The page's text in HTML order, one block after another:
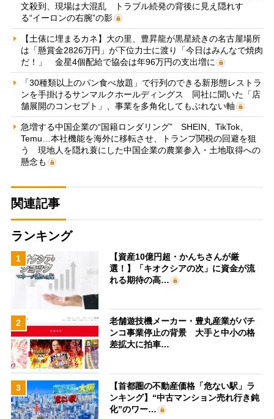
文殺到、現場は大混乱 トラブル続発の背後に見え隠れす
る“イーロンの右腕”の影
【土俵に埋まるカネ】大の里、豊昇龍が黒星続きの名古屋場所
は「懸賞金2826万円」が下位力士に渡り「今日はみんなで焼肉
だ！」 金星4個配給で協会は年96万円の支出増に
「30種類以上のパン食べ放題」で行列のできる新形態レストラ
ンを手掛けるサンマルクホールディングス 同社に聞いた「店
舗展開のコンセプト」、事業を多角化してもぶれない軸
急増する中国企業の“国籍ロンダリング” SHEIN、TikTok、
Temu…本社機能を海外に移転させ、トランプ関税の回避を狙
う 現地人を隠れ蓑にした中国企業の農業参入・土地取得への
懸念も
関連記事
ランキング
1
【資産10億円超・かんちさんが厳
選！】「キオクシアの次」に資金が流
れる期待の高…
2
老舗遊技機メーカー・豊丸産業がパチ
ンコ事業停止の背景 大手と中小の格
差拡大に拍車…
3
【首都圏の不動産価格「危ない駅」ラ
ンキング】“中古マンション売れ行き鈍
化”のワー…